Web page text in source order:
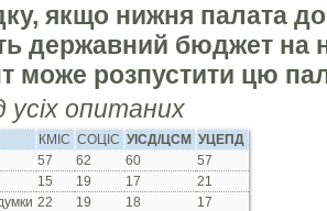
якщо нижня палата
державний бюджет на
може розпустити цю
усіх опитаних
КМІС СОЦІС УІСД/ЦСМ
УЦЕПД
57 62 60
57
15 19 17
21
22 19 18
17